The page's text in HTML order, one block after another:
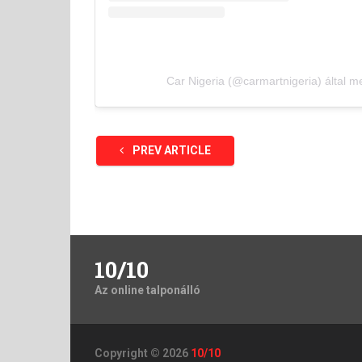
Car Nigeria (@carmartnigeria) által
PREV ARTICLE
10/10
Az online talponálló
Copyright © 2026 10/10